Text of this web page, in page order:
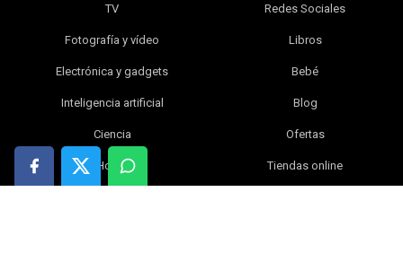
TV
Fotografía y vídeo
Electrónica y gadgets
Inteligencia artificial
Ciencia
Hogar
Redes Sociales
Libros
Bebé
Blog
Ofertas
Tiendas online